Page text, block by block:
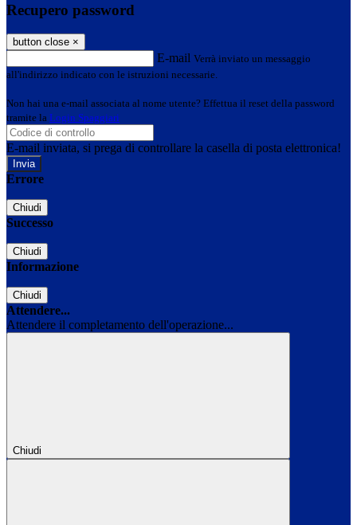
Recupero password
button close ×
E-mail Verrà inviato un messaggio
all'indirizzo indicato con le istruzioni necessarie.
Non hai una e-mail associata al nome utente? Effettua il reset della password
tramite la Login Spaggiari
E-mail inviata, si prega di controllare la casella di posta elettronica!
Errore
Chiudi
Successo
Chiudi
Informazione
Chiudi
Attendere...
Attendere il completamento dell'operazione...
Chiudi